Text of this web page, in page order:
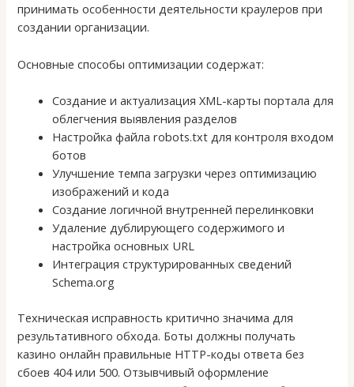
принимать особенности деятельности краулеров при
создании организации.
Основные способы оптимизации содержат:
Создание и актуализация XML-карты портала для
облегчения выявления разделов
Настройка файла robots.txt для контроля входом
ботов
Улучшение темпа загрузки через оптимизацию
изображений и кода
Создание логичной внутренней перелинковки
Удаление дублирующего содержимого и
настройка основных URL
Интеграция структурированных сведений
Schema.org
Техническая исправность критично значима для
результативного обхода. Боты должны получать
казино онлайн правильные HTTP-коды ответа без
сбоев 404 или 500. Отзывчивый оформление